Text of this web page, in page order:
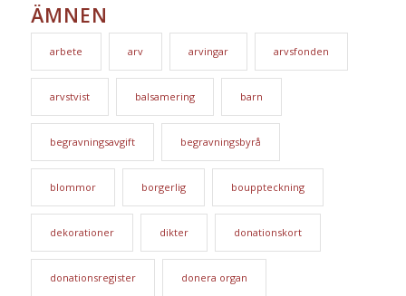
ÄMNEN
arbete arv arvingar arvsfonden
arvstvist balsamering barn
begravningsavgift begravningsbyrå
blommor borgerlig bouppteckning
dekorationer dikter donationskort
donationsregister donera organ